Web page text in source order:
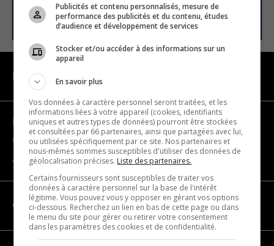
SUBSCRIBE
NAVIGATION
Become a partner
Contact us
About us
CATEGORIES
Publicités et contenu personnalisés, mesure de
performance des publicités et du contenu, études
d’audience et développement de services
Stocker et/ou accéder à des informations sur un
appareil
En savoir plus
Vos données à caractère personnel seront traitées, et les
informations liées à votre appareil (cookies, identifiants
uniques et autres types de données) pourront être stockées
et consultées par 66 partenaires, ainsi que partagées avec lui,
ou utilisées spécifiquement par ce site. Nos partenaires et
nous-mêmes sommes susceptibles d'utiliser des données de
géolocalisation précises. Liste des partenaires.
Certains fournisseurs sont susceptibles de traiter vos
données à caractère personnel sur la base de l'intérêt
légitime. Vous pouvez vous y opposer en gérant vos options
ci-dessous. Recherchez un lien en bas de cette page ou dans
le menu du site pour gérer ou retirer votre consentement
dans les paramètres des cookies et de confidentialité.